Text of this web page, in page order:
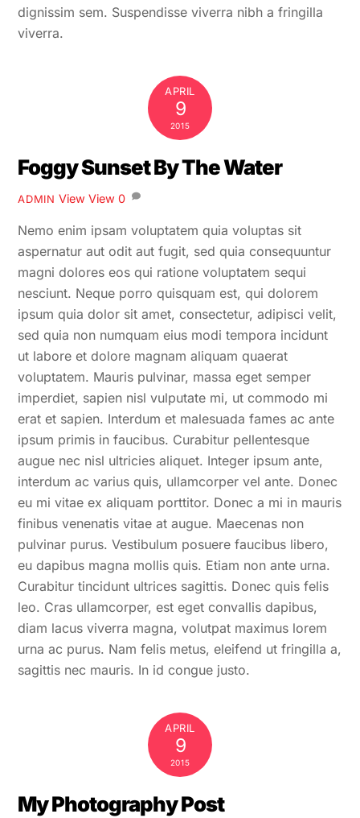
dignissim sem. Suspendisse viverra nibh a fringilla
viverra.
APRIL
9
2015
Foggy Sunset By The Water
ADMIN View View 0
Nemo enim ipsam voluptatem quia voluptas sit
aspernatur aut odit aut fugit, sed quia consequuntur
magni dolores eos qui ratione voluptatem sequi
nesciunt. Neque porro quisquam est, qui dolorem
ipsum quia dolor sit amet, consectetur, adipisci velit,
sed quia non numquam eius modi tempora incidunt
ut labore et dolore magnam aliquam quaerat
voluptatem. Mauris pulvinar, massa eget semper
imperdiet, sapien nisl vulputate mi, ut commodo mi
erat et sapien. Interdum et malesuada fames ac ante
ipsum primis in faucibus. Curabitur pellentesque
augue nec nisl ultricies aliquet. Integer ipsum ante,
interdum ac varius quis, ullamcorper vel ante. Donec
eu mi vitae ex aliquam porttitor. Donec a mi in mauris
finibus venenatis vitae at augue. Maecenas non
pulvinar purus. Vestibulum posuere faucibus libero,
eu dapibus magna mollis quis. Etiam non ante urna.
Curabitur tincidunt ultrices sagittis. Donec quis felis
leo. Cras ullamcorper, est eget convallis dapibus,
diam lacus viverra magna, volutpat maximus lorem
urna ac purus. Nam felis metus, eleifend ut fringilla a,
sagittis nec mauris. In id congue justo.
APRIL
9
2015
My Photography Post